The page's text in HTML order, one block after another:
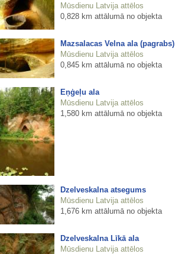
Mūsdienu Latvija attēlos
0,828 km attālumā no objekta
Mazsalacas Velna ala (pagrabs)
Mūsdienu Latvija attēlos
0,845 km attālumā no objekta
Eņģeļu ala
Mūsdienu Latvija attēlos
1,580 km attālumā no objekta
Dzelveskalna atsegums
Mūsdienu Latvija attēlos
1,676 km attālumā no objekta
Dzelveskalna Līkā ala
Mūsdienu Latvija attēlos